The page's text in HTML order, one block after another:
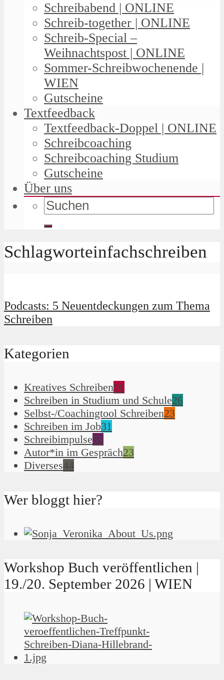
Schreibabend | ONLINE
Schreib-together | ONLINE
Schreib-Special –
Weihnachtspost | ONLINE
Sommer-Schreibwochenende |
WIEN
Gutscheine
Textfeedback
Textfeedback-Doppel | ONLINE
Schreibcoaching
Schreibcoaching Studium
Gutscheine
Über uns
Schlagworteinfachschreiben
Podcasts: 5 Neuentdeckungen zum Thema
Schreiben
Kategorien
Kreatives Schreiben90
Schreiben in Studium und Schule26
Selbst-/Coachingtool Schreiben23
Schreiben im Job31
Schreibimpulse51
Autor*in im Gespräch23
Diverses44
Wer bloggt hier?
Workshop Buch veröffentlichen |
19./20. September 2026 | WIEN